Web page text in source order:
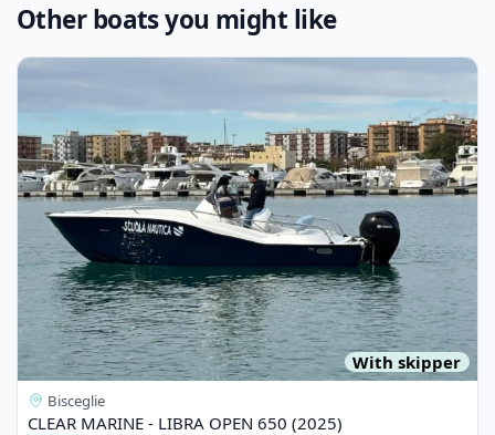
Other boats you might like
View details for CLEAR MARINE - LIBRA OPEN 650 (2025)
With skipper
Bisceglie
CLEAR MARINE - LIBRA OPEN 650 (2025)